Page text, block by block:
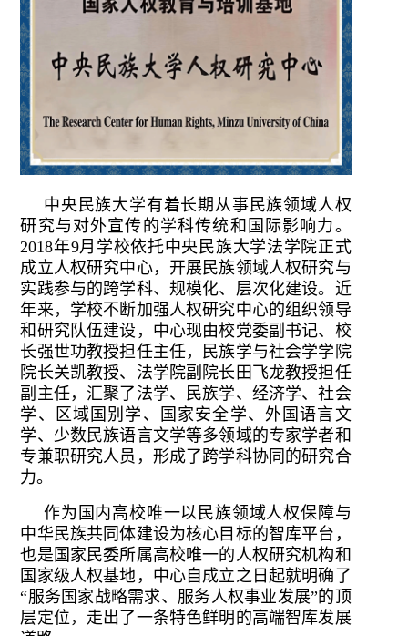
中央民族大学有着长期从事民族领域人权
研究与对外宣传的学科传统和国际影响力。
2018年9月学校依托中央民族大学法学院正式
成立人权研究中心，开展民族领域人权研究与
实践参与的跨学科、规模化、层次化建设。近
年来，学校不断加强人权研究中心的组织领导
和研究队伍建设，中心现由校党委副书记、校
长强世功教授担任主任，民族学与社会学学院
院长关凯教授、法学院副院长田飞龙教授担任
副主任，汇聚了法学、民族学、经济学、社会
学、区域国别学、国家安全学、外国语言文
学、少数民族语言文学等多领域的专家学者和
专兼职研究人员，形成了跨学科协同的研究合
力。
作为国内高校唯一以民族领域人权保障与
中华民族共同体建设为核心目标的智库平台，
也是国家民委所属高校唯一的人权研究机构和
国家级人权基地，中心自成立之日起就明确了
“服务国家战略需求、服务人权事业发展”的顶
层定位，走出了一条特色鲜明的高端智库发展